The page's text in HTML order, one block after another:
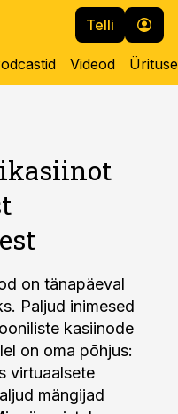
Telli
Videod
on tänapäeval
Paljud inimesed
kasiinode
on oma põhjus:
virtuaalsete
mängijad